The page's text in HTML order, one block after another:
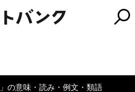
の意味・読み・例文・類語